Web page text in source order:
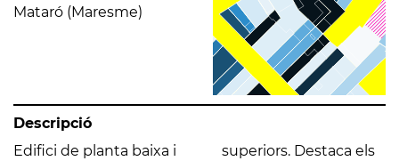
Mataró (Maresme)
Descripció
Edifici de planta baixa i
superiors. Destaca els